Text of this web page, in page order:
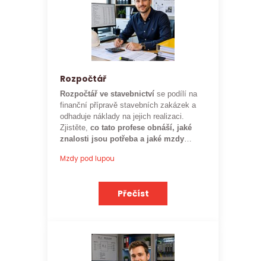
Rozpočtář
Rozpočtář ve stavebnictví se podílí na
finanční přípravě stavebních zakázek a
odhaduje náklady na jejich realizaci.
Zjistěte, co tato profese obnáší, jaké
znalosti jsou potřeba a jaké mzdy
očekávat.
Mzdy pod lupou
Přečíst